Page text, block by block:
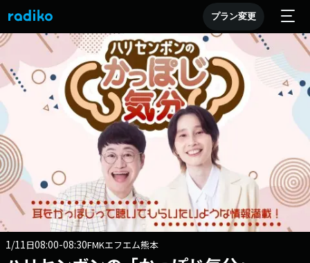
プラン変更
1/11 日08:00-08:30FMKエフエム熊本